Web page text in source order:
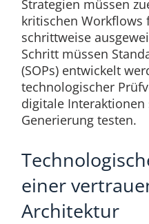
Strategien müssen
kritischen Workflows
schrittweise
Schritt müssen
(SOPs) entwickelt
technologischer
digitale Interaktionen
Generierung testen.
einer
Architektur